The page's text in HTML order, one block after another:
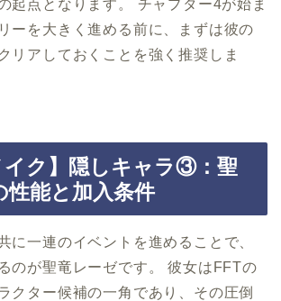
起点となります。 チャプター4が始ま
ーを大きく進める前に、まずは彼の
リアしておくことを強く推奨しま
イク】隠しキャラ③：聖
性能と加入条件
に一連のイベントを進めることで、
のが聖竜レーゼです。 彼女はFFTの
クター候補の一角であり、その圧倒